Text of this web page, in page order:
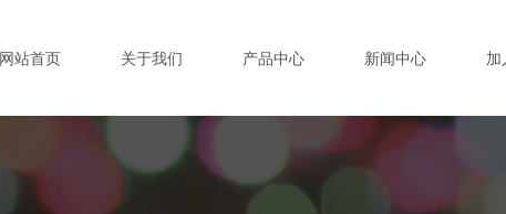
网站首页 关于我们 产品中心 新闻中心 加